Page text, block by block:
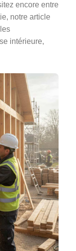
encore entre
notre article
intérieure,